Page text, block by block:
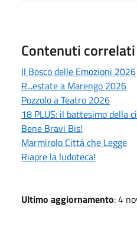
Contenuti correlati
Il Bosco delle Emozioni 2026
R...estate a Marengo 2026
Pozzolo a Teatro 2026
18 PLUS: il battesimo della
Bene Bravi Bis!
Marmirolo Città che Legge
Riapre la ludoteca!
Ultimo aggiornamento: 4